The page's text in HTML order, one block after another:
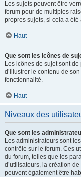
Les sujets peuvent être
forum pour de multiples
propres sujets, si cela a
Haut
Que sont les icônes de
Les icônes de sujet sont
d’illustrer le contenu de
fonctionnalité.
Haut
Niveaux des
Que sont les
Les administrateurs sont
contrôle sur le forum. Ces
du forum, telles que les
d’utilisateurs, la création
peuvent également être